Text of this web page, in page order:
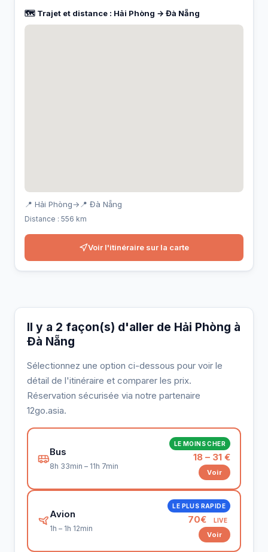
🗺️ Trajet et distance : Hải Phòng → Đà Nẵng
📍 Hải Phòng→ 📍 Đà Nẵng
Distance : 556 km
Voir l'itinéraire sur la carte
Il y a 2 façon(s) d'aller de Hải Phòng à
Đà Nẵng
Sélectionnez une option ci-dessous pour voir le
détail de l'itinéraire et comparer les prix.
Réservation sécurisée via notre partenaire
12go.asia.
Bus
8h 33min – 11h 7min
LE MOINS CHER
18 – 31 €
Voir
Avion
1h – 1h 12min
LE PLUS RAPIDE
70€ LIVE
Voir